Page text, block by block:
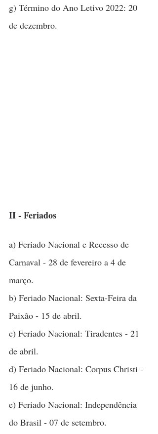
g) Término do Ano Letivo 2022: 20
de dezembro.
II - Feriados
a) Feriado Nacional e Recesso de
Carnaval - 28 de fevereiro a 4 de
março.
b) Feriado Nacional: Sexta-Feira da
Paixão - 15 de abril.
c) Feriado Nacional: Tiradentes - 21
de abril.
d) Feriado Nacional: Corpus Christi -
16 de junho.
e) Feriado Nacional: Independência
do Brasil - 07 de setembro.